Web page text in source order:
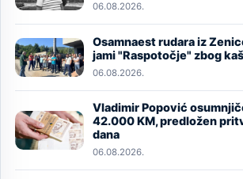
06.08.2026.
Image
Osamnaest rudara iz
jami "Raspotočje" zbog
06.08.2026.
Image
Vladimir Popović
42.000 KM, predložen
dana
06.08.2026.